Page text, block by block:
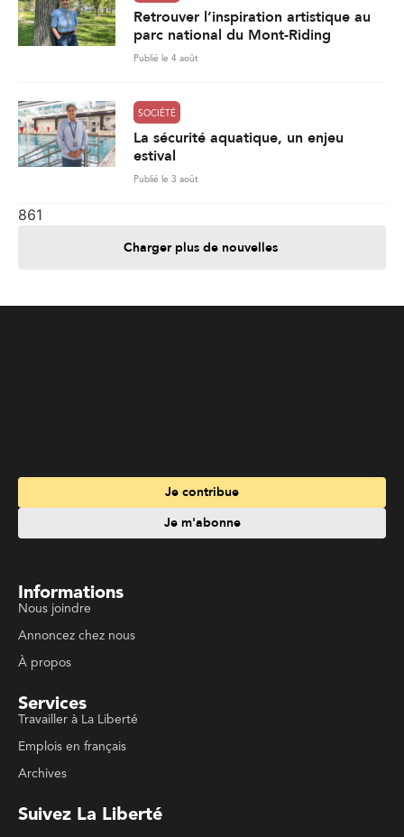
Retrouver l’inspiration artistique au
parc national du Mont-Riding
Publié le 4 août
SOCIÉTÉ
La sécurité aquatique, un enjeu
estival
Publié le 3 août
861
Charger plus de nouvelles
Informations
Services
Travailler à La Liberté
Emplois en français
Suivez La Liberté